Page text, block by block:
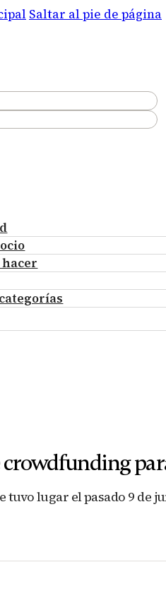
Saltar al pie de página
lugar el pasado 9 de